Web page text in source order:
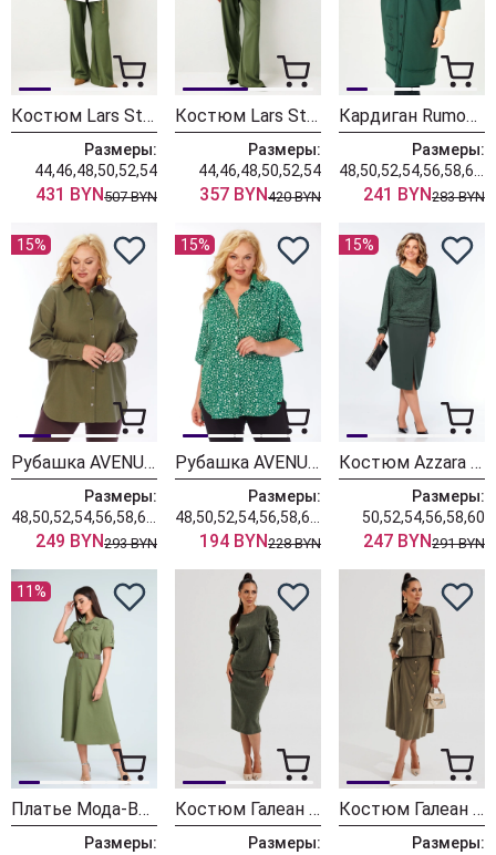
Костюм Lars Style 1246/1 оттенки хвои+молочного
Размеры:
44,46,48,50,52,54
431 BYN507 BYN
Костюм Lars Style 1247/1 оттенки хвои
Размеры:
44,46,48,50,52,54
357 BYN420 BYN
Кардиган Rumoda 2019 темно-зеленый
Размеры:
241 BYN283 BYN
15%
Рубашка AVENUE 0321-3
Размеры:
249 BYN293 BYN
15%
Рубашка AVENUE 0354-1
Размеры:
194 BYN228 BYN
15%
Костюм Azzara 10086
Размеры:
50,52,54,56,58,60
247 BYN291 BYN
11%
Платье Мода-Версаль 2298/хаки
Размеры:
Костюм Галеан Cтиль 990 хаки
Размеры:
Костюм Галеан Cтиль 1013 хаки
Размеры: